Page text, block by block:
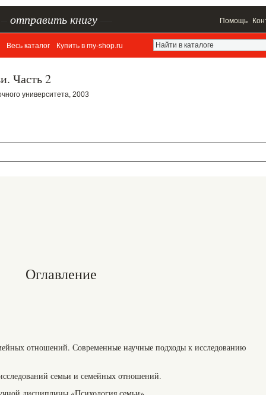
отправить книгу Помощь
Весь каталог Купить в my-shop.ru
Часть 2
университета, 2003
Оглавление
отношений. Современные научные подходы к исследованию
семьи и семейных отношений.